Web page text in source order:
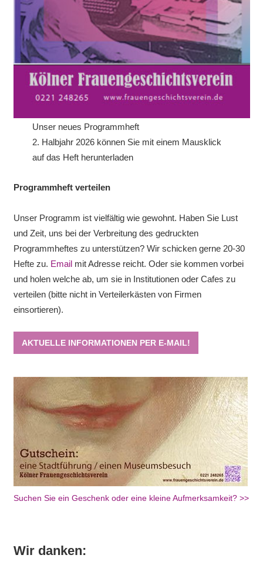
Unser neues Programmheft
2. Halbjahr 2026 können Sie mit einem Mausklick
auf das Heft herunterladen
Programmheft verteilen
Unser Programm ist vielfältig wie gewohnt. Haben Sie Lust
und Zeit, uns bei der Verbreitung des gedruckten
Programmheftes zu unterstützen? Wir schicken gerne 20-30
Hefte zu. Emailmit Adresse reicht. Oder sie kommen vorbei
und holen welche ab, um sie in Institutionen oder Cafes zu
verteilen (bitte nicht in Verteilerkästen von Firmen
einsortieren).
AKTUELLE INFORMATIONEN PER E-MAIL!
Suchen Sie ein Geschenk oder eine kleine Aufmerksamkeit? >>
Wir danken: